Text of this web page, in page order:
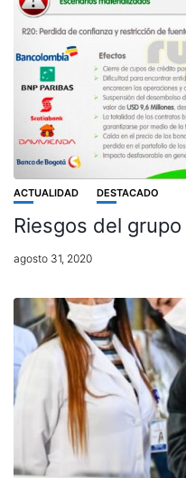
ACTUALIDAD DESTACADO
Riesgos del
agosto 31, 2020